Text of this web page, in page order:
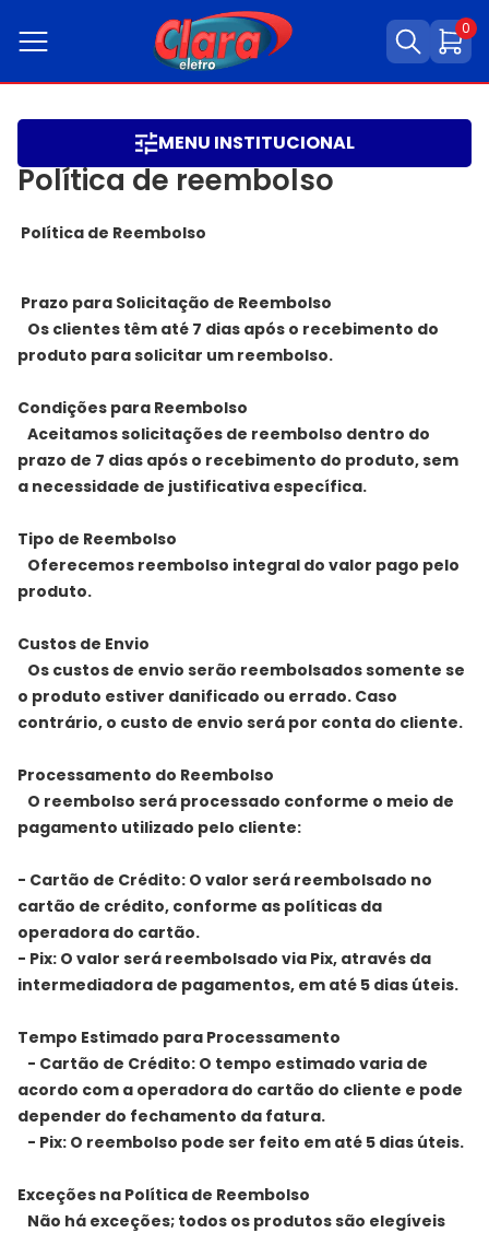
0
MENU INSTITUCIONAL
Política de reembolso
Política de Reembolso
Prazo para Solicitação de Reembolso
Os clientes têm até 7 dias após o recebimento do
produto para solicitar um reembolso.
Condições para Reembolso
Aceitamos solicitações de reembolso dentro do
prazo de 7 dias após o recebimento do produto, sem
a necessidade de justificativa específica.
Tipo de Reembolso
Oferecemos reembolso integral do valor pago pelo
produto.
Custos de Envio
Os custos de envio serão reembolsados somente se
o produto estiver danificado ou errado. Caso
contrário, o custo de envio será por conta do cliente.
Processamento do Reembolso
O reembolso será processado conforme o meio de
pagamento utilizado pelo cliente:
- Cartão de Crédito: O valor será reembolsado no
cartão de crédito, conforme as políticas da
operadora do cartão.
- Pix: O valor será reembolsado via Pix, através da
intermediadora de pagamentos, em até 5 dias úteis.
Tempo Estimado para Processamento
- Cartão de Crédito: O tempo estimado varia de
acordo com a operadora do cartão do cliente e pode
depender do fechamento da fatura.
- Pix: O reembolso pode ser feito em até 5 dias úteis.
Exceções na Política de Reembolso
Não há exceções; todos os produtos são elegíveis